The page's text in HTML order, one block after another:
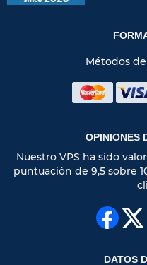
Métodos
OPINIONES
Nuestro VPS ha sido
puntuación de 9,5 sobre
DATOS